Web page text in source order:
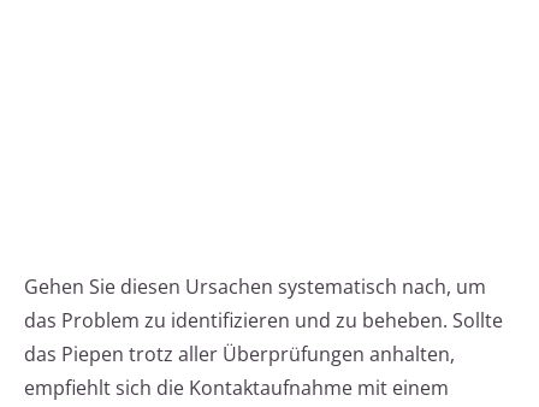
Gehen Sie diesen Ursachen systematisch nach, um
das Problem zu identifizieren und zu beheben. Sollte
das Piepen trotz aller Überprüfungen anhalten,
empfiehlt sich die Kontaktaufnahme mit einem